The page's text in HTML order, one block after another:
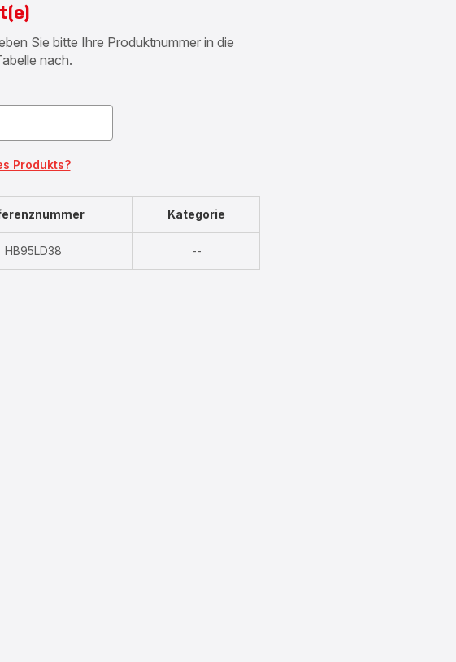
Sie bitte Ihre Produktnummer in die
nach.
Produkts?
Kategorie
HB95LD38 --Nicht
verfügbar